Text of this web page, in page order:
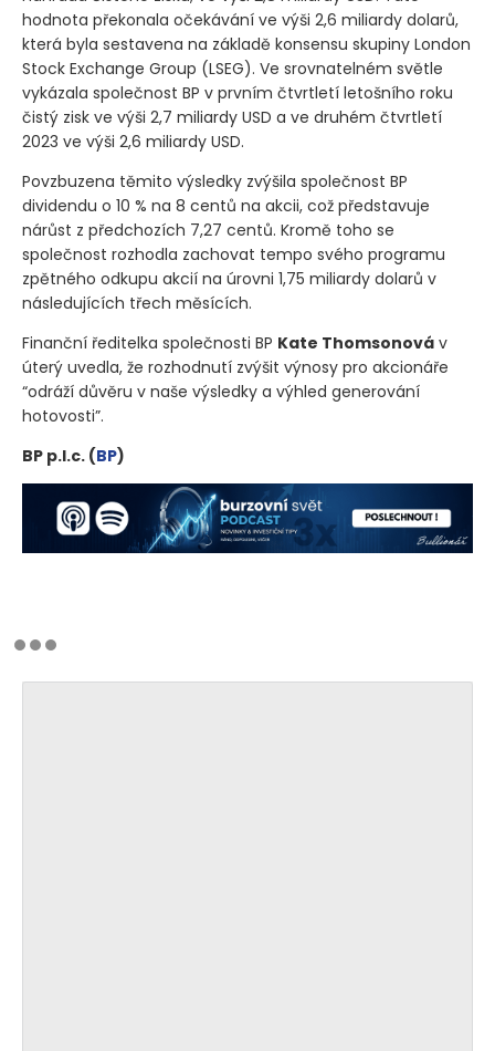
hodnota překonala očekávání ve výši 2,6 miliardy dolarů,
která byla sestavena na základě konsensu skupiny London
Stock Exchange Group (LSEG). Ve srovnatelném světle
vykázala společnost BP v prvním čtvrtletí letošního roku
čistý zisk ve výši 2,7 miliardy USD a ve druhém čtvrtletí
2023 ve výši 2,6 miliardy USD.
Povzbuzena těmito výsledky zvýšila společnost BP
dividendu o 10 % na 8 centů na akcii, což představuje
nárůst z předchozích 7,27 centů. Kromě toho se
společnost rozhodla zachovat tempo svého programu
zpětného odkupu akcií na úrovni 1,75 miliardy dolarů v
následujících třech měsících.
Finanční ředitelka společnosti BP Kate Thomsonová v
úterý uvedla, že rozhodnutí zvýšit výnosy pro akcionáře
“odráží důvěru v naše výsledky a výhled generování
hotovosti”.
BP p.l.c. (BP)